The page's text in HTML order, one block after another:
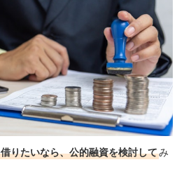
りたいなら、公的融資を検討してみ